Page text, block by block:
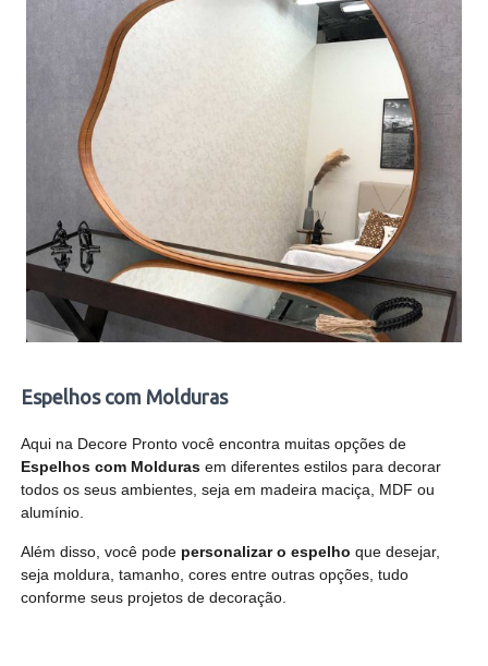
Espelhos com Molduras
Aqui na Decore Pronto você encontra muitas opções de
Espelhos com Moldurasem diferentes estilos para decorar
todos os seus ambientes, seja em madeira maciça, MDF ou
alumínio.
Além disso, você pode personalizar o espelho que desejar,
seja moldura, tamanho, cores entre outras opções, tudo
conforme seus projetos de decoração.